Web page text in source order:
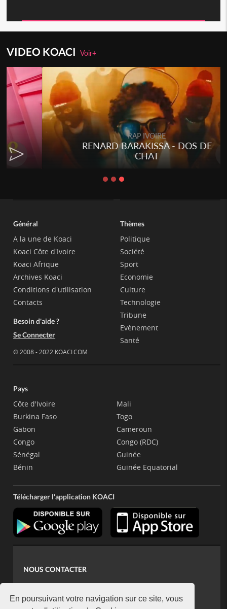
En poursuivant votre navigation sur ce site, vous
VIDEO KOACIVoir+
RAP IVOIRE
RENARD BARAKISSA - DOS DE
CHAT
Général
A la une de Koaci
Koaci Côte d'Ivoire
Koaci Afrique
Archives Koaci
Conditions d'utilisation
Contacts
Besoin d'aide ?
Se Connecter
© 2008 - 2022 KOACI.COM
Thèmes
Politique
Société
Sport
Economie
Culture
Technologie
Tribune
Evènement
Santé
Pays
Côte d'Ivoire
Burkina Faso
Gabon
Congo
Sénégal
Bénin
Mali
Togo
Cameroun
Congo (RDC)
Guinée
Guinée Equatorial
Télécharger l'application KOACI
NOUS CONTACTER
koaci@yahoo.fr